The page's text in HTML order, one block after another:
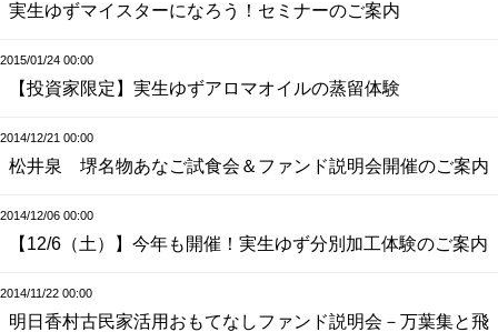
実生ゆずマイスターになろう！セミナーのご案内
2015/01/24 00:00
【投資家限定】実生ゆずアロマオイルの蒸留体験
2014/12/21 00:00
松井泉 堺名物あなご試食会＆ファンド説明会開催のご案内
2014/12/06 00:00
【12/6（土）】今年も開催！実生ゆず分別加工体験のご案内
2014/11/22 00:00
明日香村古民家活用おもてなしファンド説明会－万葉集と飛